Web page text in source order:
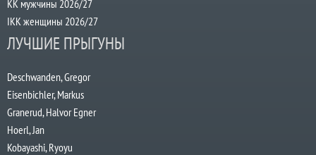
КК мужчины 2026/27
IKK женщины 2026/27
ЛУЧШИЕ ПРЫГУНЫ
Deschwanden, Gregor
Eisenbichler, Markus
Granerud, Halvor Egner
Hoerl, Jan
Kobayashi, Ryoyu